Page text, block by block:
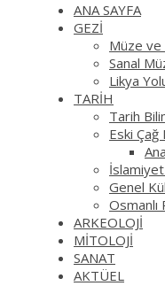
ANA SAYFA
GEZİ
Müze
Sanal
Likya
TARİH
Tarih
Eski
Genel
Osmanlı
ARKEOLOJİ
MİTOLOJİ
SANAT
AKTÜEL